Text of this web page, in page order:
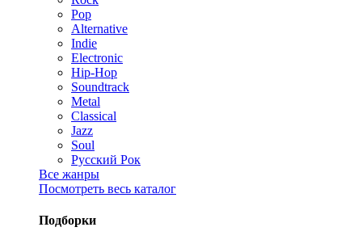
Pop
Alternative
Indie
Electronic
Hip-Hop
Soundtrack
Metal
Classical
Jazz
Soul
Русский Рок
Все жанры
Посмотреть весь каталог
Подборки